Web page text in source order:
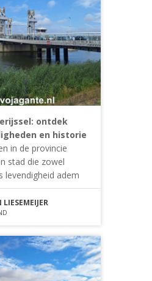
ontdek
en historie
in de provincie
stad die zowel
levendigheid adem
LIESEMEIJER